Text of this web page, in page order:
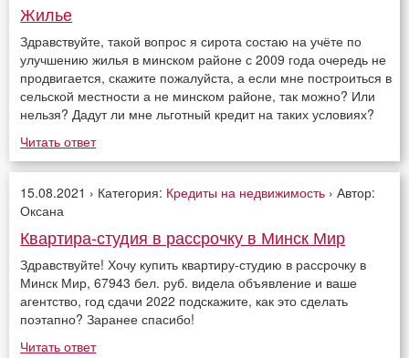
Жилье
Здравствуйте, такой вопрос я сирота состаю на учёте по
улучшению жилья в минском районе с 2009 года очередь не
продвигается, скажите пожалуйста, а если мне построиться в
сельской местности а не минском районе, так можно? Или
нельзя? Дадут ли мне льготный кредит на таких условиях?
Читать ответ
15.08.2021 › Категория: Кредиты на недвижимость › Автор:
Оксана
Квартира-студия в рассрочку в Минск Мир
Здравствуйте! Хочу купить квартиру-студию в рассрочку в
Минск Мир, 67943 бел. руб. видела объявление и ваше
агентство, год сдачи 2022 подскажите, как это сделать
поэтапно? Заранее спасибо!
Читать ответ